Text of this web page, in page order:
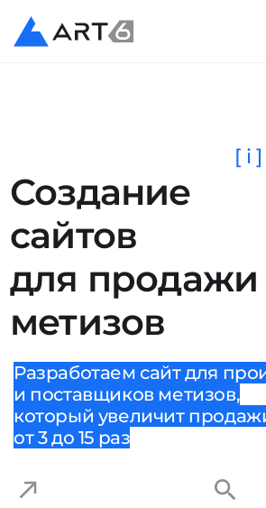
Создание
сайтов
для продажи
метизов
[ i ]
Разработаем сайт для
и поставщиков метизов,
который увеличит
от 3 до 15 раз